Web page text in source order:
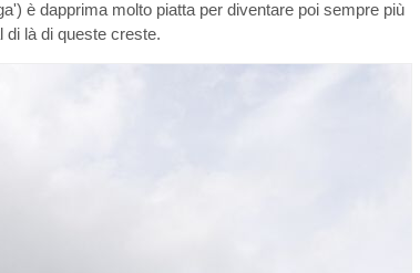
è dapprima molto piatta per diventare poi sempre più
di là di queste creste.